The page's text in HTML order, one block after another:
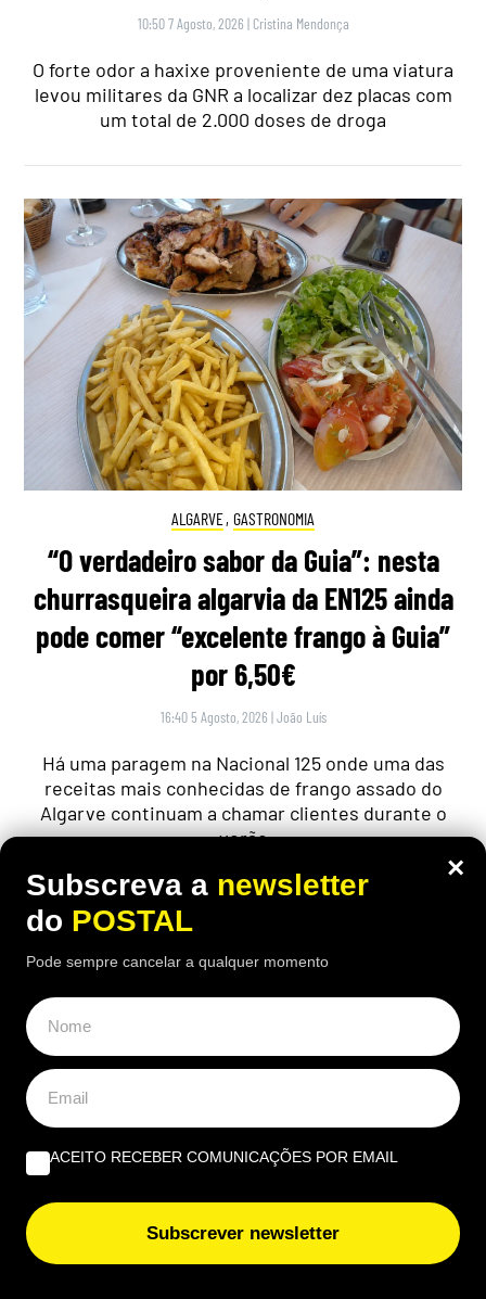
10:50 7 Agosto, 2026 | Cristina Mendonça
O forte odor a haxixe proveniente de uma viatura
levou militares da GNR a localizar dez placas com
um total de 2.000 doses de droga
ALGARVE, GASTRONOMIA
“O verdadeiro sabor da Guia”: nesta
churrasqueira algarvia da EN125 ainda
pode comer “excelente frango à Guia”
por 6,50€
16:40 5 Agosto, 2026 |João Luís
Há uma paragem na Nacional 125 onde uma das
receitas mais conhecidas de frango assado do
Algarve continuam a chamar clientes durante o
verão
ÚLTIMAS NOTÍCIAS
Tavira promove yoga, observação de estrelas e
acampamentos na Mata da Conceição
Inspeção automóvel mudou: milhares de carros podem
reprovar mesmo sem avarias visíveis
de droga em Vila do Bispo
Lídia Jorge e Dino D’Santiago são embaixadores da
×
Subscreva a newsletter
do POSTAL
Pode sempre cancelar a qualquer momento
ACEITO RECEBER COMUNICAÇÕES POR EMAIL
Subscrever newsletter